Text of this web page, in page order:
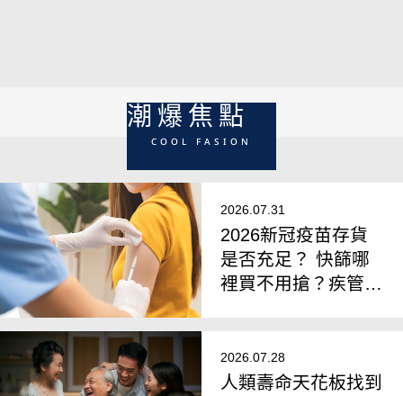
潮爆焦點
COOL FASION
2026.07.31
2026新冠疫苗存貨
是否充足？ 快篩哪
裡買不用搶？疾管
2026.07.28
人類壽命天花板找到